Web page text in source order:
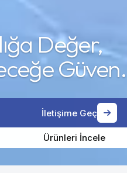
Değer,
Güven.
İletişime Geç
Ürünleri İncele